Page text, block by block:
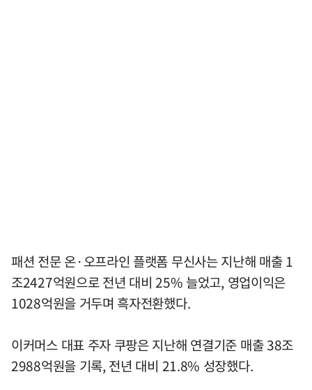
패션 전문 온·오프라인 플랫폼 무신사는 지난해 매출 1
조2427억원으로 전년 대비 25% 늘었고, 영업이익은
1028억원을 거두며 흑자전환했다.
이커머스 대표 주자 쿠팡은 지난해 연결기준 매출 38조
2988억원을 기록, 전년 대비 21.8% 성장했다.